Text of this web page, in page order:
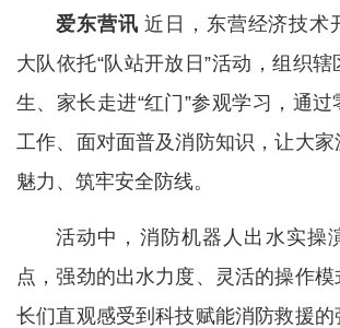
爱东营讯 近日，东营经济技术
大队依托“队站开放日”活动，组织
生、家长走进“红门”参观学习，通
工作、面对面普及消防知识，让大
魅力、筑牢安全防线。
活动中，消防机器人出水实操
点，强劲的出水力度、灵活的操作
长们直观感受到科技赋能消防救援